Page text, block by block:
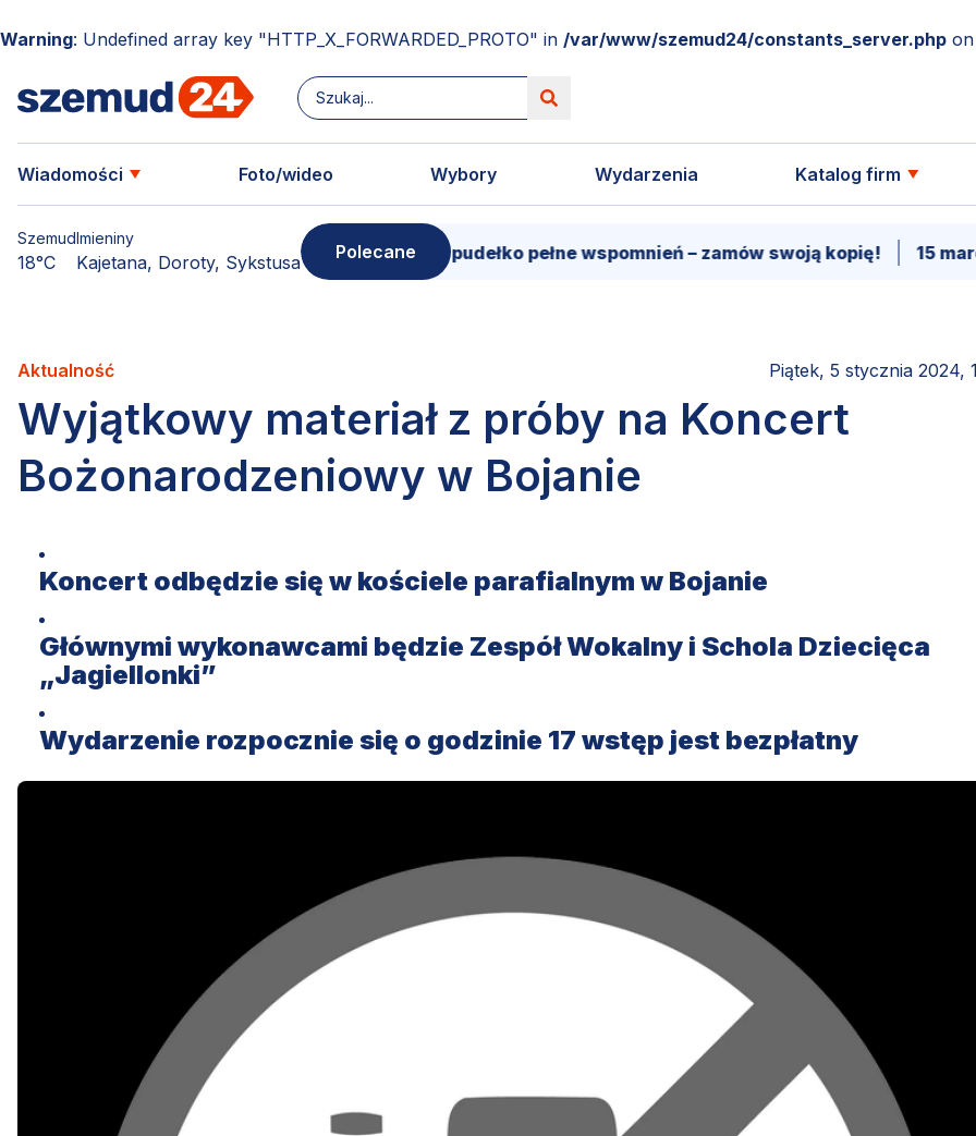
Warning: Undefined array key "HTTP_X_FORWARDED_PROTO" in /var/www/szemud24/constants_server.php
Wiadomości Foto/wideo Wybory Wydarzenia Katalog firm
Szemud
18°C
Imieniny
Kajetana, Doroty, Sykstusa Polecane
Donimierz i Szemud. Filmowe pudełko pełne wspomnień – zamów swoją kopię! 15 marca -
Aktualność Piątek, 5 stycznia 2024,
Wyjątkowy materiał z próby na Koncert
Bożonarodzeniowy w Bojanie
Koncert odbędzie się w kościele parafialnym w Bojanie
Głównymi wykonawcami będzie Zespół Wokalny i Schola Dziecięca
„Jagiellonki”
Wydarzenie rozpocznie się o godzinie 17 wstęp jest bezpłatny